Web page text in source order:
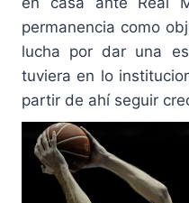
permanencia como
lucha por dar una
tuviera en lo
partir de ahí seguir